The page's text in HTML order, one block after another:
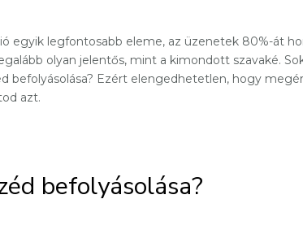
egyik legfontosabb eleme, az üzenetek 80%-át
olyan jelentős, mint a kimondott szavaké.
befolyásolása? Ezért elengedhetetlen, hogy
azt.
befolyásolása?